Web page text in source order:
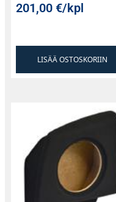
201,00€/kpl
LISÄÄ OSTOSKORIIN